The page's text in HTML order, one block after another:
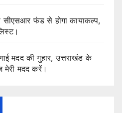
सीएसआर फंड से होगा कायाकल्प,
मदद की गुहार, उत्तराखंड के
मेरी मदद करें।